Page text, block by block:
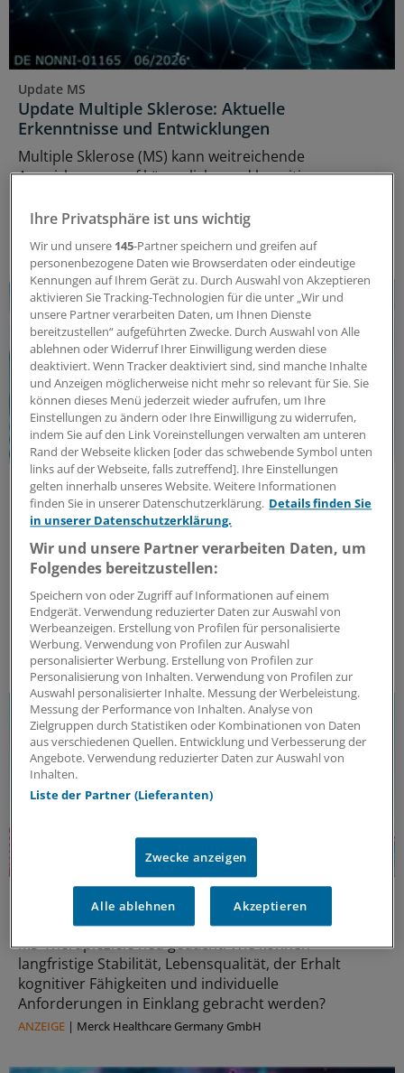
Update MS
Update Multiple Sklerose: Aktuelle
Erkenntnisse und Entwicklungen
Multiple Sklerose (MS) kann weitreichende
Auswirkungen auf körperliche und kognitive
neue Perspektiven auf die Versorgung der Patienten.
ANZEIGE | Merck Healthcare Germany GmbH
Intrathekale Entzündung
Einfluss der MS-Therapie auf Immunzellen im
Liquor
Eine aktuelle Publikation beleuchtet
Immunzellveränderungen im Liquor als Hinweis auf
kompartimentalisierte intrathekale
Entzündungsprozesse. Was dies für die MS-Therapie
bedeuten könnte.
ANZEIGE|Merck Healthcare Germany GmbH
Ein erreichbares Ziel bei MS?
MS-Therapieziele neu gedacht: Wie können
langfristige Stabilität, Lebensqualität, der Erhalt
kognitiver Fähigkeiten und individuelle
Anforderungen in Einklang gebracht werden?
ANZEIGE | Merck Healthcare Germany GmbH
Ihre Privatsphäre ist uns wichtig
Wir und unsere 145-Partner speichern und greifen auf
personenbezogene Daten wie Browserdaten oder eindeutige
Kennungen auf Ihrem Gerät zu. Durch Auswahl von Akzeptieren
aktivieren Sie Tracking-Technologien für die unter „Wir und
unsere Partner verarbeiten Daten, um Ihnen Dienste
bereitzustellen“ aufgeführten Zwecke. Durch Auswahl von Alle
ablehnen oder Widerruf Ihrer Einwilligung werden diese
deaktiviert. Wenn Tracker deaktiviert sind, sind manche Inhalte
und Anzeigen möglicherweise nicht mehr so relevant für Sie. Sie
können dieses Menü jederzeit wieder aufrufen, um Ihre
Einstellungen zu ändern oder Ihre Einwilligung zu widerrufen,
indem Sie auf den Link Voreinstellungen verwalten am unteren
Rand der Webseite klicken [oder das schwebende Symbol unten
links auf der Webseite, falls zutreffend]. Ihre Einstellungen
gelten innerhalb unseres Website. Weitere Informationen
finden Sie in unserer Datenschutzerklärung. Details finden Sie
in unserer Datenschutzerklärung.
Wir und unsere Partner verarbeiten Daten, um
Folgendes bereitzustellen:
Speichern von oder Zugriff auf Informationen auf einem
Endgerät. Verwendung reduzierter Daten zur Auswahl von
Werbeanzeigen. Erstellung von Profilen für personalisierte
Werbung. Verwendung von Profilen zur Auswahl
personalisierter Werbung. Erstellung von Profilen zur
Personalisierung von Inhalten. Verwendung von Profilen zur
Auswahl personalisierter Inhalte. Messung der Werbeleistung.
Messung der Performance von Inhalten. Analyse von
Zielgruppen durch Statistiken oder Kombinationen von Daten
aus verschiedenen Quellen. Entwicklung und Verbesserung der
Angebote. Verwendung reduzierter Daten zur Auswahl von
Inhalten.
Liste der Partner (Lieferanten)
Zwecke anzeigen
Alle ablehnen Akzeptieren